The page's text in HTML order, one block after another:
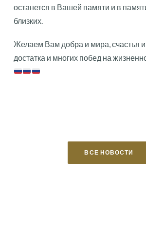
останется в Вашей памяти и в
близких.
Желаем Вам добра и мира, счастья
достатка и многих побед на
ВСЕ НОВОСТИ